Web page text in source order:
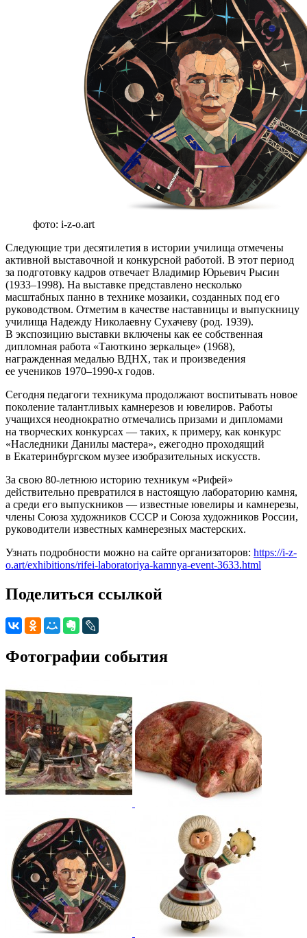
фото: i-z-o.art
Следующие три десятилетия в истории училища отмечены
активной выставочной и конкурсной работой. В этот период
за подготовку кадров отвечает Владимир Юрьевич Рысин
(1933–1998). На выставке представлено несколько
масштабных панно в технике мозаики, созданных под его
руководством. Отметим в качестве наставницы и выпускницу
училища Надежду Николаевну Сухачеву (род. 1939).
В экспозицию выставки включены как ее собственная
дипломная работа «Таюткино зеркальце» (1968),
награжденная медалью ВДНХ, так и произведения
ее учеников 1970–1990-х годов.
Сегодня педагоги техникума продолжают воспитывать новое
поколение талантливых камнерезов и ювелиров. Работы
учащихся неоднократно отмечались призами и дипломами
на творческих конкурсах — таких, к примеру, как конкурс
«Наследники Данилы мастера», ежегодно проходящий
в Екатеринбургском музее изобразительных искусств.
За свою 80-летнюю историю техникум «Рифей»
действительно превратился в настоящую лабораторию камня,
а среди его выпускников — известные ювелиры и камнерезы,
члены Союза художников СССР и Союза художников России,
руководители известных камнерезных мастерских.
Узнать подробности можно на сайте организаторов: https://i-z-
o.art/exhibitions/rifei-laboratoriya-kamnya-event-3633.html
Поделиться ссылкой
Фотографии события